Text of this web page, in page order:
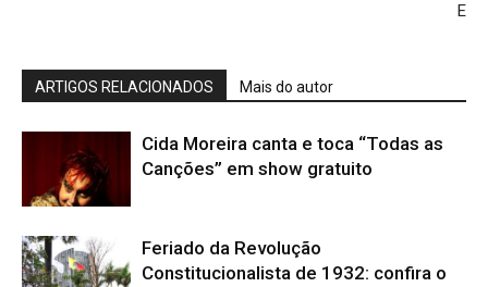
E
ARTIGOS RELACIONADOS Mais do autor
Cida Moreira canta e toca “Todas as
Canções” em show gratuito
Feriado da Revolução
Constitucionalista de 1932: confira o